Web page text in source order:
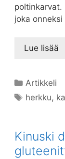
poltinkarvat.
joka
Lue lisää
Kategoriat
Artikkeli
herkku,
Kinuski